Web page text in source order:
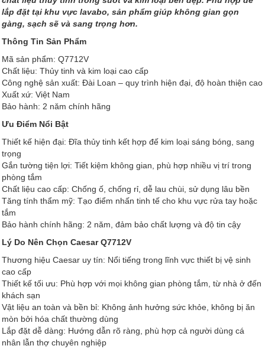
lắp đặt tại khu vực lavabo, sản phẩm giúp không gian gọn
gàng, sạch sẽ và sang trọng hơn.
Thông Tin Sản Phẩm
Mã sản phẩm: Q7712V
Chất liệu: Thủy tinh và kim loại cao cấp
Công nghệ sản xuất: Đài Loan – quy trình hiện đại, độ hoàn thiện cao
Xuất xứ: Việt Nam
Bảo hành: 2 năm chính hãng
Ưu Điểm Nổi Bật
Thiết kế hiện đại: Đĩa thủy tinh kết hợp đế kim loại sáng bóng, sang
trọng
Gắn tường tiện lợi: Tiết kiệm không gian, phù hợp nhiều vị trí trong
phòng tắm
Chất liệu cao cấp: Chống ố, chống rỉ, dễ lau chùi, sử dụng lâu bền
Tăng tính thẩm mỹ: Tạo điểm nhấn tinh tế cho khu vực rửa tay hoặc
tắm
Bảo hành chính hãng: 2 năm, đảm bảo chất lượng và độ tin cậy
Lý Do Nên Chọn Caesar Q7712V
Thương hiệu Caesar uy tín: Nổi tiếng trong lĩnh vực thiết bị vệ sinh
cao cấp
Thiết kế tối ưu: Phù hợp với mọi không gian phòng tắm, từ nhà ở đến
khách sạn
Vật liệu an toàn và bền bỉ: Không ảnh hưởng sức khỏe, không bị ăn
mòn bởi hóa chất thường dùng
Lắp đặt dễ dàng: Hướng dẫn rõ ràng, phù hợp cả người dùng cá
nhân lẫn thợ chuyên nghiệp